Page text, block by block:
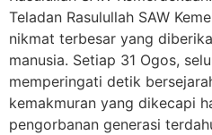
Teladan Rasulullah SAW
nikmat terbesar yang
manusia. Setiap 31 Ogos,
memperingati detik
kemakmuran yang dikecapi
pengorbanan generasi